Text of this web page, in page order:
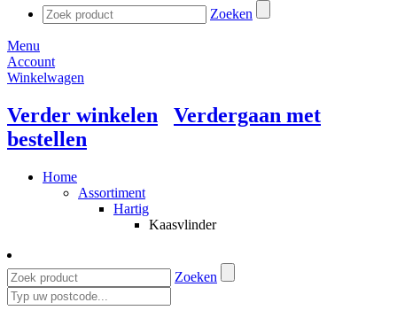
Zoeken
Menu
Account
Winkelwagen
Verder winkelen
Verdergaan met
bestellen
Home
Assortiment
Hartig
Kaasvlinder
Zoeken